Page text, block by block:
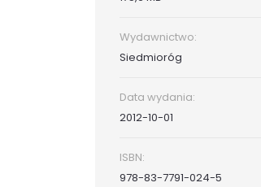
Wydawnictwo:
Siedmioróg
Data wydania:
2012-10-01
ISBN:
978-83-7791-024-5